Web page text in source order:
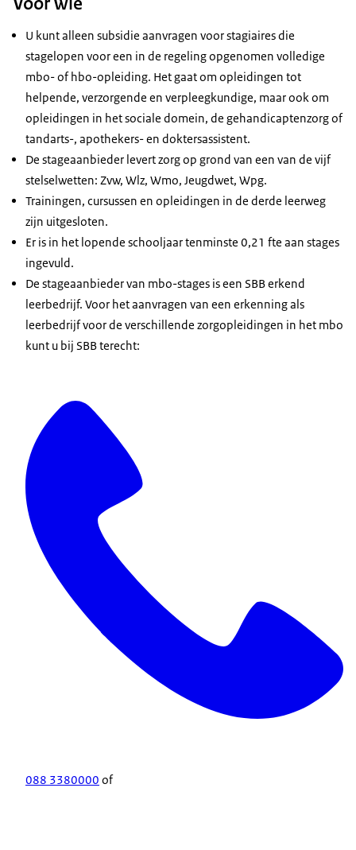
U kunt alleen subsidie aanvragen voor stagiaires die
stagelopen voor een in de regeling opgenomen volledige
mbo- of hbo-opleiding. Het gaat om opleidingen tot
helpende, verzorgende en verpleegkundige, maar ook om
opleidingen in het sociale domein, de gehandicaptenzorg of
tandarts-, apothekers- en doktersassistent.
De stageaanbieder levert zorg op grond van een van de vijf
stelselwetten: Zvw, Wlz, Wmo, Jeugdwet, Wpg.
Trainingen, cursussen en opleidingen in de derde leerweg
zijn uitgesloten.
Er is in het lopende schooljaar tenminste 0,21 fte aan stages
ingevuld.
De stageaanbieder van mbo-stages is een SBB erkend
leerbedrijf. Voor het aanvragen van een erkenning als
leerbedrijf voor de verschillende zorgopleidingen in het mbo
kunt u bij SBB terecht:
088 3380000 of